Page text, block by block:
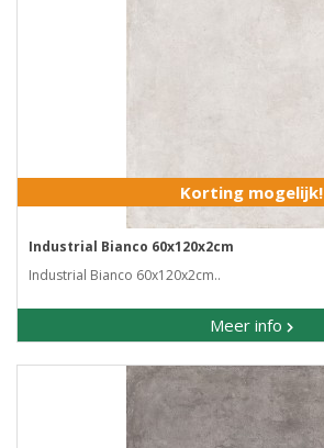
Korting mogelijk!
Industrial Bianco 60x120x2cm
Industrial Bianco 60x120x2cm..
Meer info